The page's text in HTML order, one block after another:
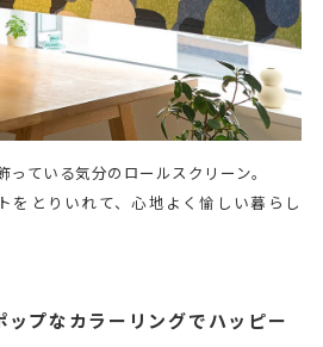
っている気分のロールスクリーン。
をとりいれて、心地よく愉しい暮らし
ップなカラーリングでハッピー